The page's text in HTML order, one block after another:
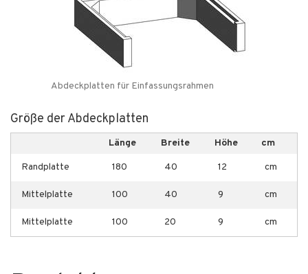
Abdeckplatten für Einfassungsrahmen
Größe der Abdeckplatten
Länge Breite Höhe cm
Randplatte 180 40 12 cm
Mittelplatte 100 40 9 cm
Mittelplatte 100 20 9 cm